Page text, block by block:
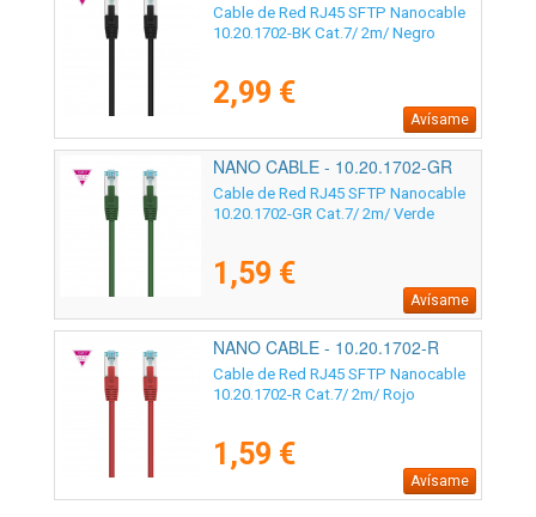
Cable de Red RJ45 SFTP Nanocable
10.20.1702-BK Cat.7/ 2m/ Negro
2,99 €
Avísame
NANO CABLE - 10.20.1702-GR
Cable de Red RJ45 SFTP Nanocable
10.20.1702-GR Cat.7/ 2m/ Verde
1,59 €
Avísame
NANO CABLE - 10.20.1702-R
Cable de Red RJ45 SFTP Nanocable
10.20.1702-R Cat.7/ 2m/ Rojo
1,59 €
Avísame